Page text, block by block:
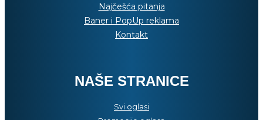
Najčešća pitanja
Baner i PopUp reklama
Kontakt
NAŠE STRANICE
Svi oglasi